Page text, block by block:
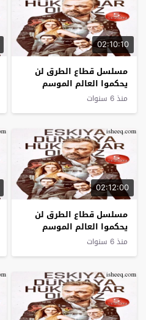
02:10:10
مسلسل قطاع الطرق لن
يحكموا العالم الموسم
الخامس الحلقة 8
منذ 6 سنوات
02:12:00
مسلسل قطاع الطرق لن
يحكموا العالم الموسم
الخامس الحلقة 6
منذ 6 سنوات